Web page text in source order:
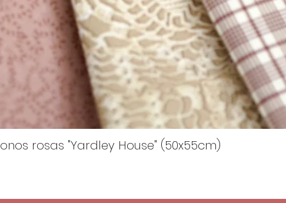
rosas "Yardley House" (50x55cm)